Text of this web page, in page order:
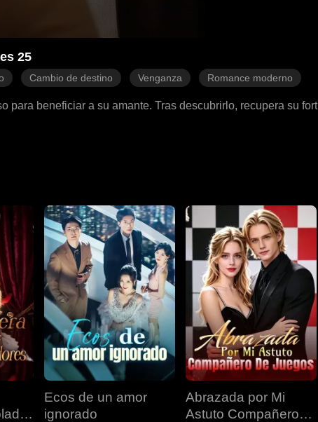
25
Cambio de destino Venganza Romance moderno
para beneficiar a su amante. Tras descubrirlo, recupera su
Ecos de un amor
ignorado
Abrazada por Mi
Astuto Compañero